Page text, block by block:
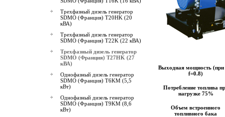
Трехфазный дизель генератор
SDMO (Франция) T20HK (20
кВА)
Трехфазный дизель генератор
SDMO (Франция) T22K (22 кВА)
Трехфазный дизель генератор
SDMO (Франция) T27HK (27
кВА)
Однофазный дизель генератор
SDMO (Франция) T6KM (5,5
кВт)
Однофазный дизель генератор
SDMO (Франция) T9KM (8,6
кВт)
Выходная мощность (при
f=0.8)
Потребление топлива
нагрузке 75%
Объем встроенного
топливного бака